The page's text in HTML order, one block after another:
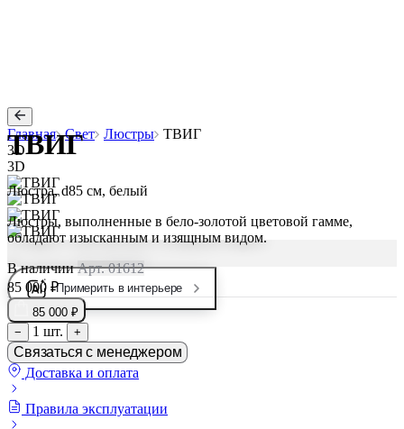
Главная Свет Люстры ТВИГ
3D
3D
Примерить в интерьере
ТВИГ
Люстра, d85 см, белый
Люстры, выполненные в бело-золотой цветовой гамме,
обладают изысканным и изящным видом.
В наличии Арт. 01612
85 000 ₽
85 000 ₽
−
1 шт. +
Связаться с менеджером
Доставка и оплата
Правила эксплуатации